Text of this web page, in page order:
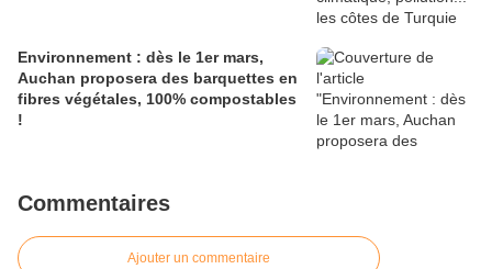
Environnement : dès le 1er mars,
Auchan proposera des barquettes en
fibres végétales, 100% compostables
!
Commentaires
Ajouter un commentaire